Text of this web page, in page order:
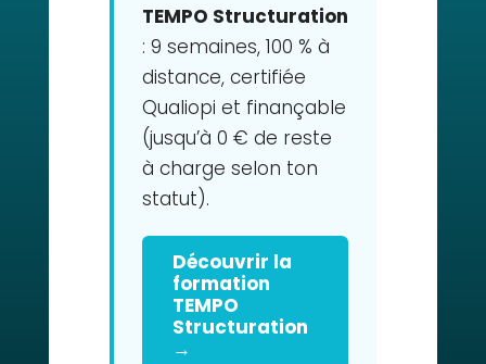
TEMPO Structuration
: 9 semaines, 100 % à
distance, certifiée
Qualiopi et finançable
(jusqu’à 0 € de reste
à charge selon ton
statut).
Découvrir la
formation
TEMPO
Structuration
→